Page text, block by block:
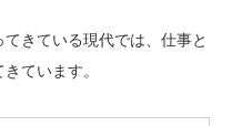
きている現代では、仕事と
ています。